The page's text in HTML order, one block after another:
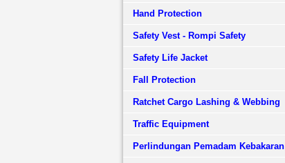
Hand Protection
Safety Vest - Rompi Safety
Safety Life Jacket
Fall Protection
Ratchet Cargo Lashing & Webbing
Traffic Equipment
Perlindungan Pemadam Kebakaran